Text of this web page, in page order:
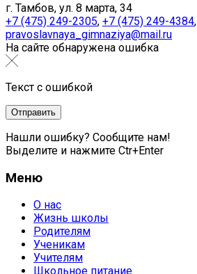
г. Тамбов, ул. 8 марта, 34
+7 (475) 249-2305, +7 (475) 249-4384,
pravoslavnaya_gimnaziya@mail.ru
На сайте обнаружена ошибка
Текст с ошибкой
Нашли ошибку? Сообщите нам!
Выделите и нажмите Ctr+Enter
Меню
О нас
Жизнь школы
Родителям
Ученикам
Учителям
Школьное питание